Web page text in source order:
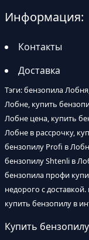
Информация:
Контакты
Доставка
Тэги: бензопила
Лобне, купить
Лобне цена, купить
Лобне в рассрочку,
бензопилу Profi в
бензопилу Shtenli в
бензопила профи
недорого с
купить бензопилу в
Купить